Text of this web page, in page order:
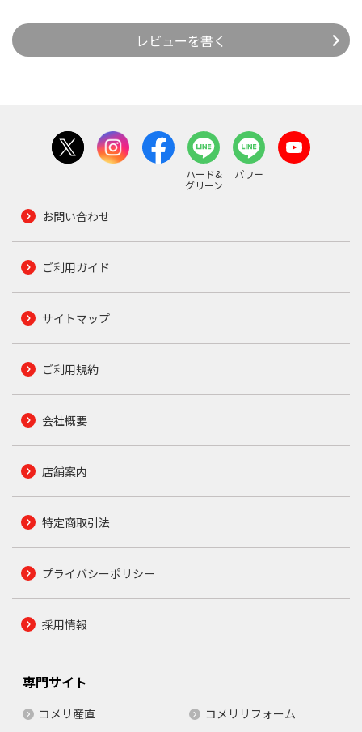
レビューを書く
ハード&
グリーン
パワー
お問い合わせ
ご利用ガイド
サイトマップ
ご利用規約
会社概要
店舗案内
特定商取引法
プライバシーポリシー
採用情報
専門サイト
コメリ産直 コメリリフォーム